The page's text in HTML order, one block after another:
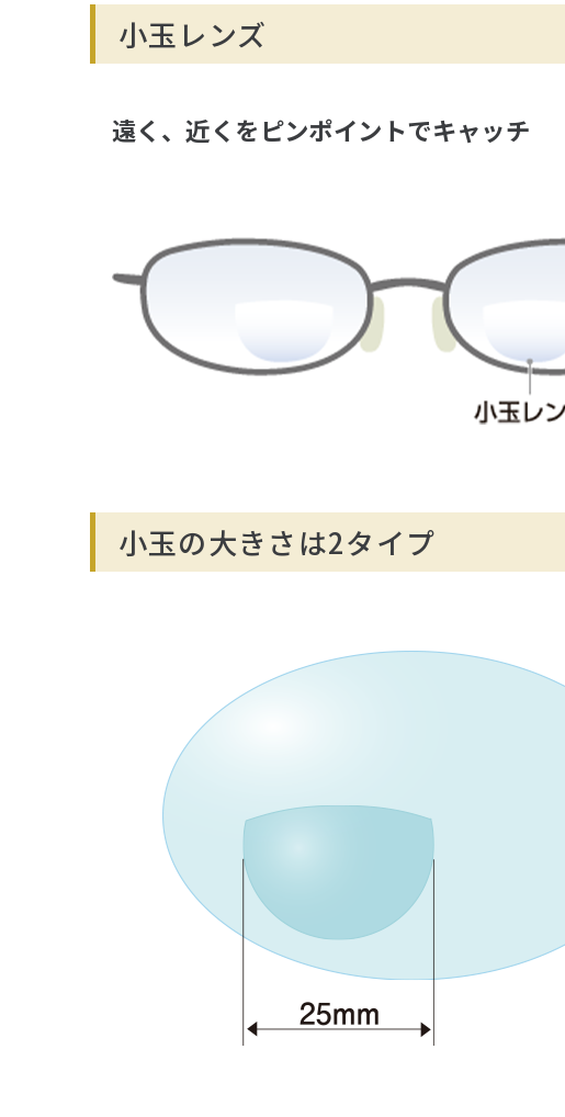
小玉レンズ
遠く、近くをピンポイントでキャッチ
小玉の大きさは2タイプ